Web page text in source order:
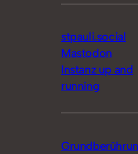
stpauli.social
Mastodon
Instanz up and
running